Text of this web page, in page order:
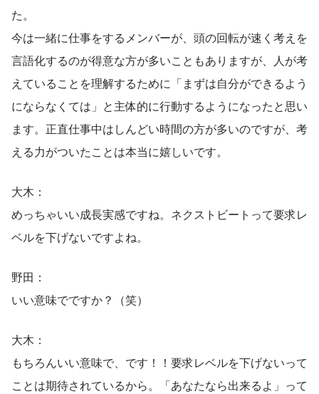
た。
今は一緒に仕事をするメンバーが、頭の回転が速く考えを
言語化するのが得意な方が多いこともありますが、人が考
えていることを理解するために「まずは自分ができるよう
にならなくては」と主体的に行動するようになったと思い
ます。正直仕事中はしんどい時間の方が多いのですが、考
える力がついたことは本当に嬉しいです。
大木：
めっちゃいい成長実感ですね。ネクストビートって要求レ
ベルを下げないですよね。
野田：
いい意味でですか？（笑）
大木：
もちろんいい意味で、です！！要求レベルを下げないって
ことは期待されているから。「あなたなら出来るよ」って